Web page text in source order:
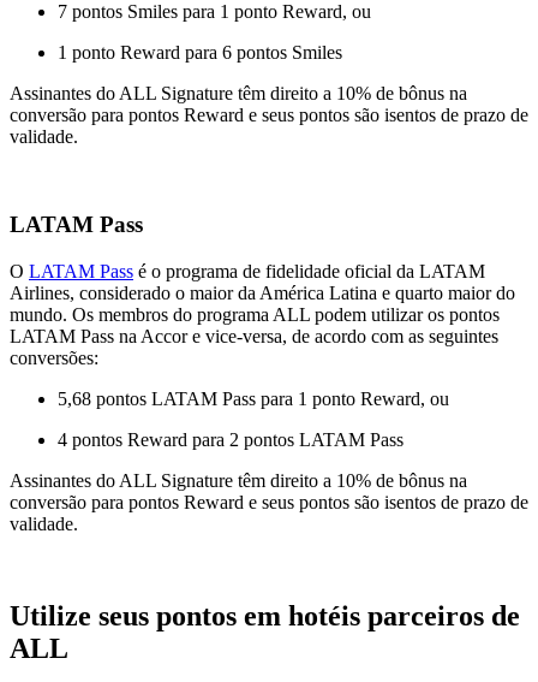
7 pontos Smiles para 1 ponto Reward, ou
1 ponto Reward para 6 pontos Smiles
Assinantes do ALL Signature têm direito a 10% de bônus na
conversão para pontos Reward e seus pontos são isentos de prazo de
validade.
LATAM Pass
O LATAM Pass é o programa de fidelidade oficial da LATAM
Airlines, considerado o maior da América Latina e quarto maior do
mundo. Os membros do programa ALL podem utilizar os pontos
LATAM Pass na Accor e vice-versa, de acordo com as seguintes
conversões:
5,68 pontos LATAM Pass para 1 ponto Reward, ou
4 pontos Reward para 2 pontos LATAM Pass
Assinantes do ALL Signature têm direito a 10% de bônus na
conversão para pontos Reward e seus pontos são isentos de prazo de
validade.
Utilize seus pontos em hotéis parceiros de
ALL